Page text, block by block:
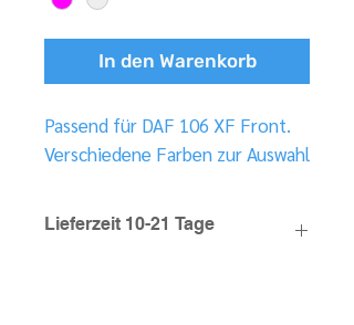
In den Warenkorb
Passend für DAF 106 XF Front.
Verschiedene Farben zur Auswahl
Lieferzeit 10-21 Tage